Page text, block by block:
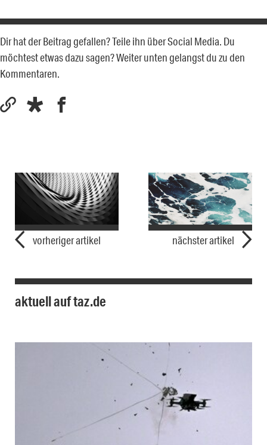
Dir hat der Beitrag gefallen? Teile ihn über Social Media. Du
möchtest etwas dazu sagen? Weiter unten gelangst du zu den
Kommentaren.
vorheriger artikel nächster artikel
aktuell auf taz.de